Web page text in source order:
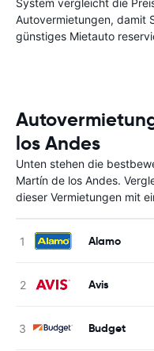
System vergleicht die
Autovermietungen, damit
günstiges Mietauto
los Andes
Unten stehen die
Martín de los Andes.
dieser Vermietungen mit
Alamo
Avis
Budget